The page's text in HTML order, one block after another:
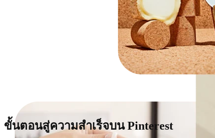
ขั้นตอนสู่ความสำเร็จบน Pinterest